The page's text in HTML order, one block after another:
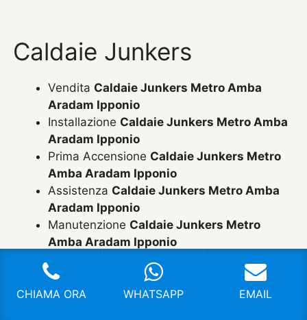
Caldaie Junkers
Vendita Caldaie Junkers Metro Amba
Aradam Ipponio
Installazione Caldaie Junkers Metro Amba
Aradam Ipponio
Prima Accensione Caldaie Junkers Metro
Amba Aradam Ipponio
Assistenza Caldaie Junkers Metro Amba
Aradam Ipponio
Manutenzione Caldaie Junkers Metro
Amba Aradam Ipponio
Caldaie Junkers Metro Amba
Aradam Ipponio
Pronto InterventoCaldaie Junkers Metro
CHIAMA ORA WHATSAPP EMAIL